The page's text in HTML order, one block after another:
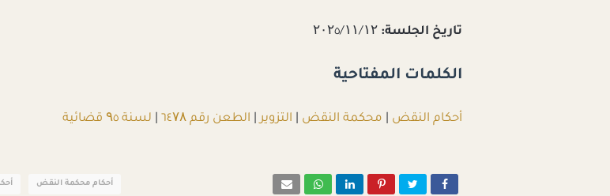
تاريخ الجلسة:
الكلمات المفتاحية
أحكام النقض محكمة النقض التزوير الطعن رقم ٦٤۷۸ لسنة ۹٥ قضائية
أحكام محكمة النقض